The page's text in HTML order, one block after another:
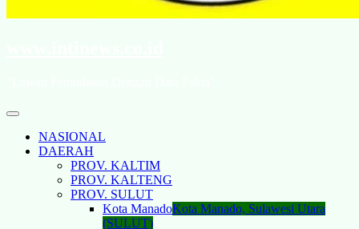
NASIONAL
DAERAH
PROV. KALTIM
PROV. KALTENG
PROV. SULUT
Kota ManadoKota Manado, Sulawesi Utara
(SULUT)